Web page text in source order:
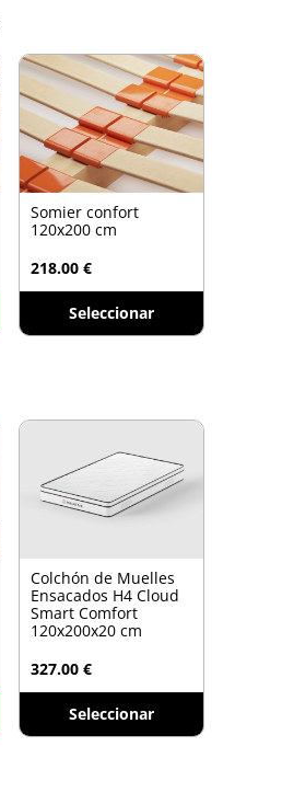
Somier confort
120x200 cm
218.00 €
Seleccionar
Colchón de Muelles
Ensacados H4 Cloud
Smart Comfort
120x200x20 cm
327.00 €
Seleccionar